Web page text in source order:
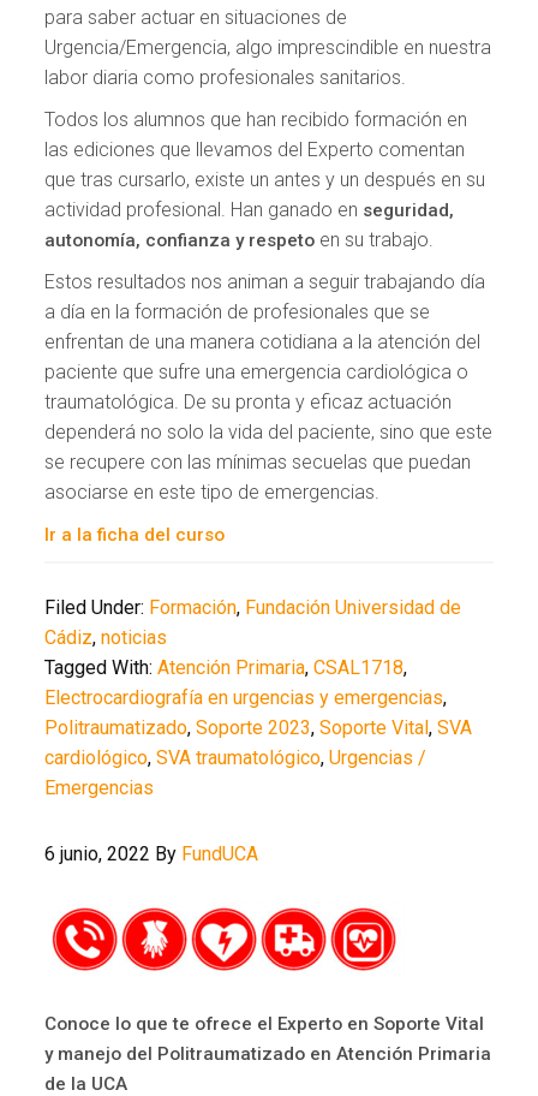
para saber actuar en situaciones de
Urgencia/Emergencia, algo imprescindible en nuestra
labor diaria como profesionales sanitarios.
Todos los alumnos que han recibido formación en
las ediciones que llevamos del Experto comentan
que tras cursarlo, existe un antes y un después en su
actividad profesional. Han ganado en seguridad,
autonomía, confianza y respeto en su trabajo.
Estos resultados nos animan a seguir trabajando día
a día en la formación de profesionales que se
enfrentan de una manera cotidiana a la atención del
paciente que sufre una emergencia cardiológica o
traumatológica. De su pronta y eficaz actuación
dependerá no solo la vida del paciente, sino que este
se recupere con las mínimas secuelas que puedan
asociarse en este tipo de emergencias.
Ir a la ficha del curso
Filed Under: Formación, Fundación Universidad de
Cádiz,noticias
Tagged With:Atención Primaria,CSAL1718,
Electrocardiografía en urgencias y emergencias,
Politraumatizado,Soporte 2023,Soporte Vital,SVA
cardiológico,SVA traumatológico,Urgencias /
Emergencias
6 junio, 2022 By FundUCA
Conoce lo que te ofrece el Experto en Soporte Vital
y manejo del Politraumatizado en Atención Primaria
de la UCA